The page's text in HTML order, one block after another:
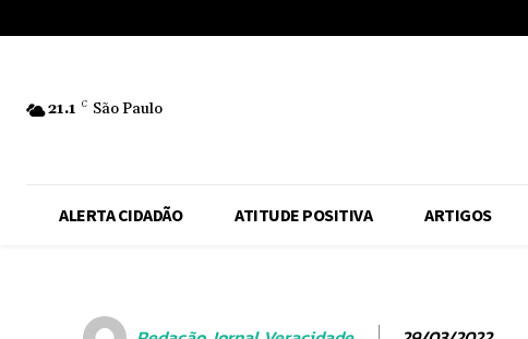
21.1 C São Paulo
ALERTA CIDADÃO ATITUDE POSITIVA ARTIGOS